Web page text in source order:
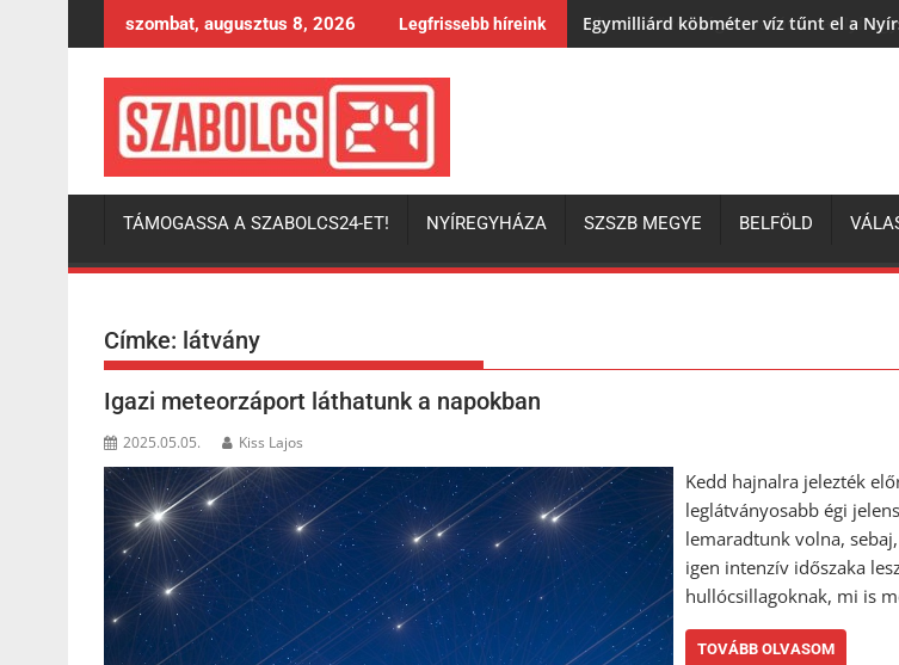
to
szombat, augusztus 8, 2026 Legfrissebb híreink Egymilliárd köbméter víz tűnt el a
TÁMOGASSA A SZABOLCS24-ET! NYÍREGYHÁZA SZSZB MEGYE BELFÖLD
Címke: látvány
Igazi meteorzáport láthatunk a napokban
2025.05.05. Kiss Lajos
Kedd hajnalra jelezték
leglátványosabb égi
lemaradtunk volna,
igen intenzív időszaka
hullócsillagoknak, mi is
TOVÁBB OLVASOM